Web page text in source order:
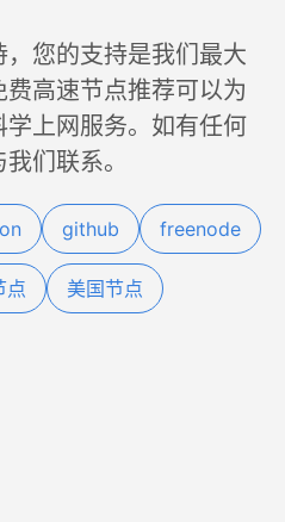
您的支持是我们最大
高速节点推荐可以为
上网服务。如有任何
们联系。
github freenode
点 美国节点